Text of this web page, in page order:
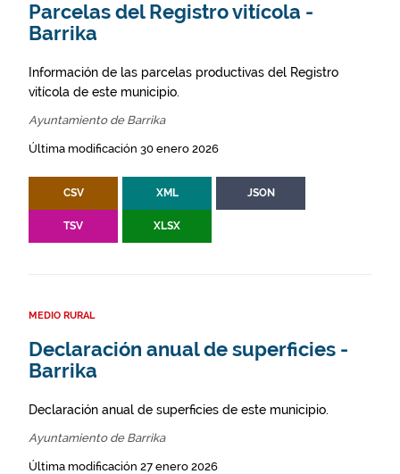
Parcelas del Registro vitícola -
Barrika
Información de las parcelas productivas del Registro
vitícola de este municipio.
Ayuntamiento de Barrika
Última modificación 30 enero 2026
CSV XML JSON
TSV XLSX
MEDIO RURAL
Declaración anual de superficies -
Barrika
Declaración anual de superficies de este municipio.
Ayuntamiento de Barrika
Última modificación 27 enero 2026